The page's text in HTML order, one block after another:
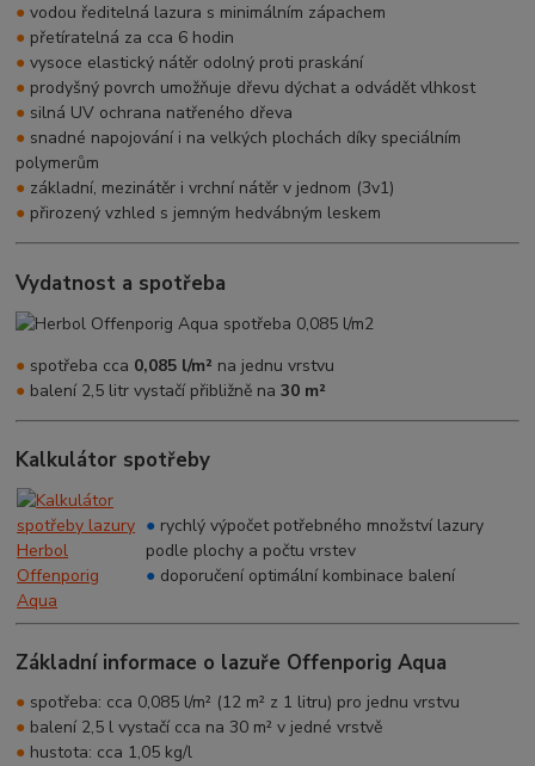
● vodou ředitelná lazura s minimálním zápachem
● přetíratelná za cca 6 hodin
● vysoce elastický nátěr odolný proti praskání
● prodyšný povrch umožňuje dřevu dýchat a odvádět vlhkost
● silná UV ochrana natřeného dřeva
● snadné napojování i na velkých plochách díky speciálním
polymerům
● základní, mezinátěr i vrchní nátěr v jednom (3v1)
● přirozený vzhled s jemným hedvábným leskem
Vydatnost a spotřeba
● spotřeba cca 0,085 l/m² na jednu vrstvu
● balení 2,5 litr vystačí přibližně na30 m²
Kalkulátor spotřeby
● rychlý výpočet potřebného množství lazury
podle plochy a počtu vrstev
● doporučení optimální kombinace balení
Základní informace o lazuře Offenporig Aqua
● spotřeba: cca 0,085 l/m² (12 m² z 1 litru) pro jednu vrstvu
● balení 2,5 l vystačí cca na 30 m² v jedné vrstvě
● hustota: cca 1,05 kg/l